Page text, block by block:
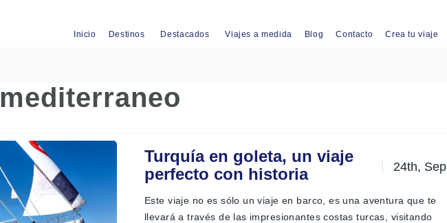
Inicio Destinos Destacados Viajes a medida Blog Contacto Crea tu viaje
mediterraneo
Turquía en goleta, un viaje
perfecto con historia
24th, Sep
Este viaje no es sólo un viaje en barco, es una aventura que te
llevará a través de las impresionantes costas turcas, visitando